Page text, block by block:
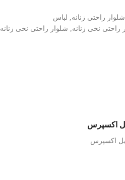
شلوار راحتی زنانه, لباس
راحتی نخی زنانه, شلوار راحتی نخی زنانه
اکسپرس
اکسپرس